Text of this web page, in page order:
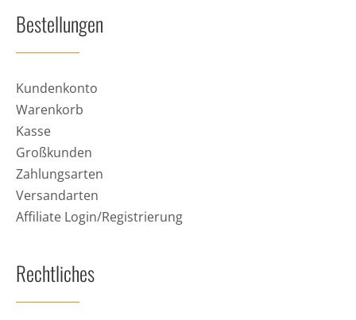
Bestellungen
Kundenkonto
Warenkorb
Kasse
Großkunden
Zahlungsarten
Versandarten
Affiliate Login/Registrierung
Rechtliches